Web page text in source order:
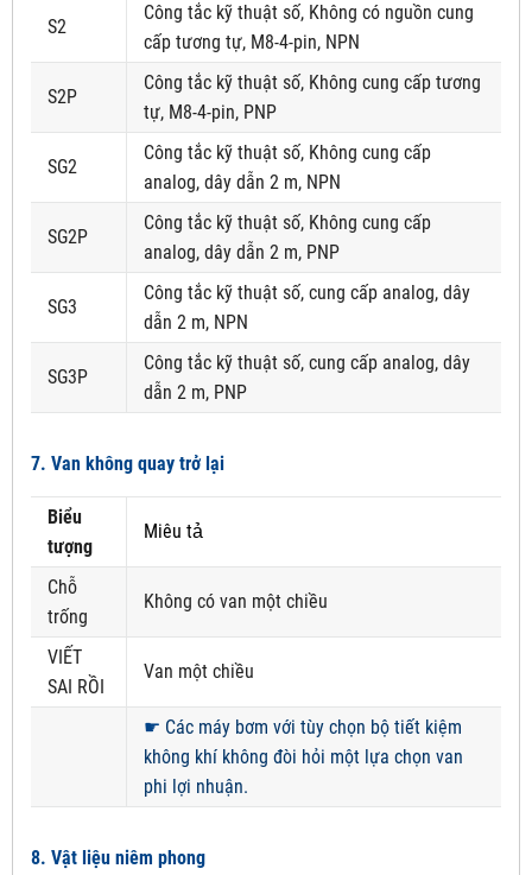
S2
Công tắc kỹ thuật số, Không có nguồn cung
cấp tương tự, M8-4-pin, NPN
S2P
Công tắc kỹ thuật số, Không cung cấp tương
tự, M8-4-pin, PNP
SG2
Công tắc kỹ thuật số, Không cung cấp
analog, dây dẫn 2 m, NPN
SG2P
Công tắc kỹ thuật số, Không cung cấp
analog, dây dẫn 2 m, PNP
SG3
Công tắc kỹ thuật số, cung cấp analog, dây
dẫn 2 m, NPN
SG3P
Công tắc kỹ thuật số, cung cấp analog, dây
dẫn 2 m, PNP
7. Van không quay trở lại
Biểu
tượng
Miêu tả
Chỗ
trống
Không có van một chiều
VIẾT
SAI RỒI
Van một chiều
☛ Các máy bơm với tùy chọn bộ tiết kiệm
không khí không đòi hỏi một lựa chọn van
phi lợi nhuận.
8. Vật liệu niêm phong